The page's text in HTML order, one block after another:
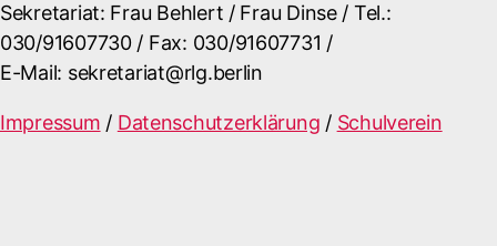
Sekretariat: Frau Behlert / Frau Dinse / Tel.:
030/91607730 / Fax: 030/91607731 /
E-Mail: sekretariat@rlg.berlin
Impressum / Datenschutzerklärung / Schulverein